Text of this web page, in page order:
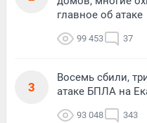
главное об атаке
99 453 37
3
Восемь сбили,
атаке БПЛА на
93 048 343